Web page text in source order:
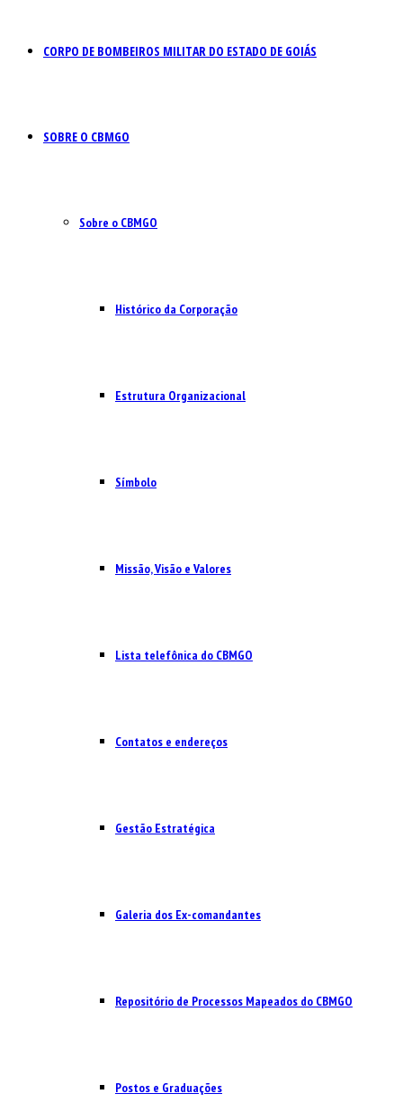
CORPO DE BOMBEIROS MILITAR DO ESTADO DE GOIÁS
SOBRE O CBMGO
Sobre o CBMGO
Histórico da Corporação
Estrutura Organizacional
Símbolo
Missão, Visão e Valores
Lista telefônica do CBMGO
Contatos e endereços
Gestão Estratégica
Galeria dos Ex-comandantes
Repositório de Processos Mapeados do CBMGO
Postos e Graduações